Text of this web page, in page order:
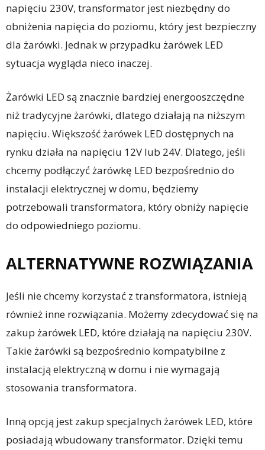
napięciu 230V, transformator jest niezbędny do
obniżenia napięcia do poziomu, który jest bezpieczny
dla żarówki. Jednak w przypadku żarówek LED
sytuacja wygląda nieco inaczej.
Żarówki LED są znacznie bardziej energooszczędne
niż tradycyjne żarówki, dlatego działają na niższym
napięciu. Większość żarówek LED dostępnych na
rynku działa na napięciu 12V lub 24V. Dlatego, jeśli
chcemy podłączyć żarówkę LED bezpośrednio do
instalacji elektrycznej w domu, będziemy
potrzebowali transformatora, który obniży napięcie
do odpowiedniego poziomu.
ALTERNATYWNE ROZWIĄZANIA
Jeśli nie chcemy korzystać z transformatora, istnieją
również inne rozwiązania. Możemy zdecydować się na
zakup żarówek LED, które działają na napięciu 230V.
Takie żarówki są bezpośrednio kompatybilne z
instalacją elektryczną w domu i nie wymagają
stosowania transformatora.
Inną opcją jest zakup specjalnych żarówek LED, które
posiadają wbudowany transformator. Dzięki temu